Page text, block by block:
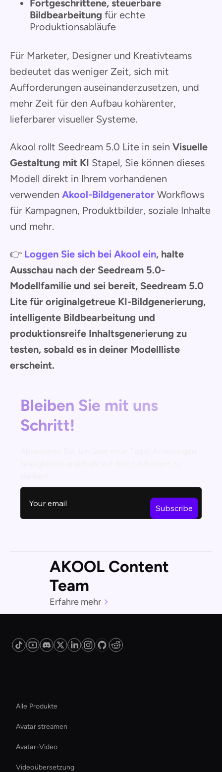
Fortgeschrittene, steuerbare
Bildbearbeitung für echte
Produktionsabläufe
Für Marketer, Designer und Kreativteams
bedeutet das weniger Zeit, sich mit
Aufforderungen auseinanderzusetzen, und
mehr Zeit für den Aufbau kohärenter,
lieferbarer visueller Systeme.
Akool rollt Seedream 5.0 Lite in sein Visuelle
Gestaltung mit KI Stapel, Sie können dieses
Modell direkt in Ihrem vorhandenen
verwenden Akool-Bildgenerator Workflows
für Kampagnen, Produktbilder, soziale Inhalte
und mehr.
👉 Loggen Sie sich bei Akool ein, halte
Ausschau nach der Seedream 5.0-
Modellfamilie und sei bereit, Seedream 5.0
Lite für originalgetreue KI-Bildgenerierung,
intelligente Bildbearbeitung und
produktionsreife Inhaltsgenerierung zu
testen, sobald es in deiner Modellliste
erscheint.
Bleiben Sie mit uns
Schritt!
AKOOL Content
Team
Erfahre mehr
Alle Produkte
Avatar streamen
Avatar-Video
Videoübersetzung